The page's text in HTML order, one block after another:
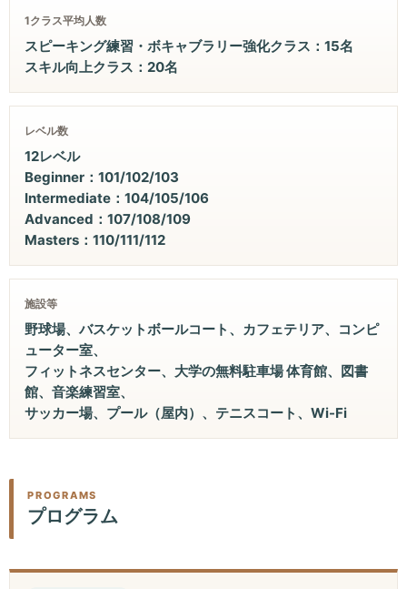
1クラス平均人数
スピーキング練習・ボキャブラリー強化クラス：15名
スキル向上クラス：20名
レベル数
12レベル
Beginner：101/102/103
Intermediate：104/105/106
Advanced：107/108/109
Masters：110/111/112
施設等
野球場、バスケットボールコート、カフェテリア、コンピ
ューター室、
フィットネスセンター、大学の無料駐車場 体育館、図書
館、音楽練習室、
サッカー場、プール（屋内）、テニスコート、Wi-Fi
PROGRAMS
プログラム